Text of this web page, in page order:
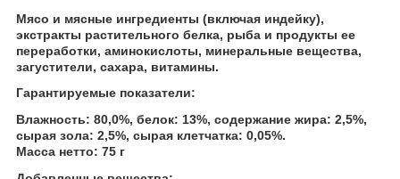
Мясо и мясные ингредиенты (включая индейку),
экстракты растительного белка, рыба и продукты ее
переработки, аминокислоты, минеральные вещества,
загустители, сахара, витамины.
Гарантируемые показатели:
Влажность: 80,0%, белок: 13%, содержание жира: 2,5%,
сырая зола: 2,5%, сырая клетчатка: 0,05%.
Масса нетто: 75 г